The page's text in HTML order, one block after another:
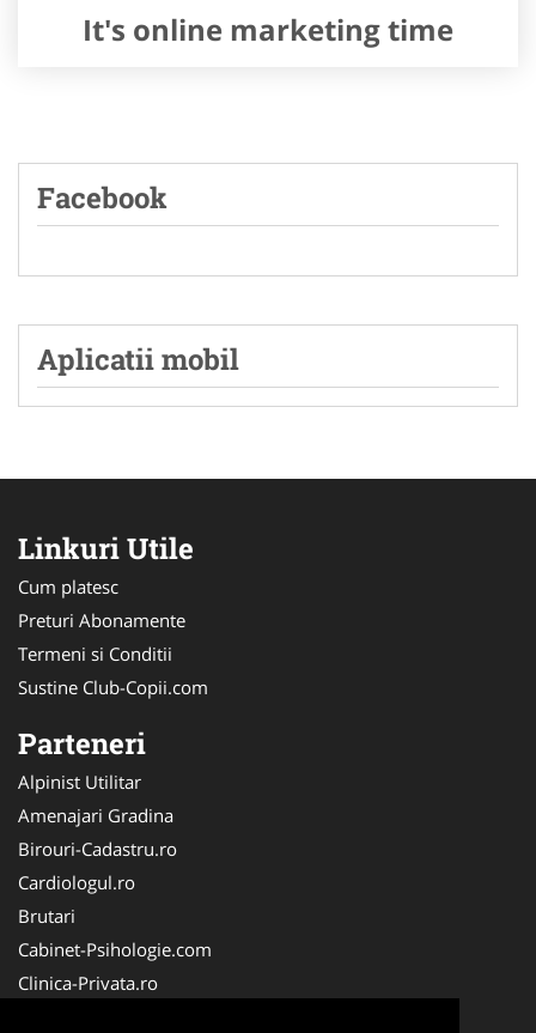
It's online marketing time
Facebook
Aplicatii mobil
Linkuri Utile
Cum platesc
Preturi Abonamente
Termeni si Conditii
Sustine Club-Copii.com
Parteneri
Alpinist Utilitar
Amenajari Gradina
Birouri-Cadastru.ro
Cardiologul.ro
Brutari
Cabinet-Psihologie.com
Clinica-Privata.ro